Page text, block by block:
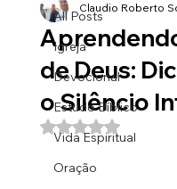
All Posts
Igreja
Devocional
Estudo Bíblico
Vida Espiritual
Oração
de Deus:
o Silêncio
Claudio Roberto
Avaliado com